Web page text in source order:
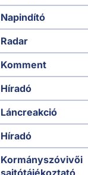
Napindító
Radar
Komment
Híradó
Láncreakció
Híradó
Kormányszóvivői
sajtótájékoztató